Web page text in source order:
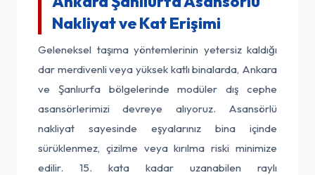
Nakliyat ve Kat Erişimi
Geleneksel taşıma yöntemlerinin yetersiz kaldığı
dar merdivenli veya yüksek katlı binalarda, Ankara
ve Şanlıurfa bölgelerinde modüler dış cephe
asansörlerimizi devreye alıyoruz. Asansörlü
nakliyat sayesinde eşyalarınız bina içinde
sürüklenmez, çizilme veya kırılma riski minimize
edilir. 15. kata kadar uzanabilen raylı